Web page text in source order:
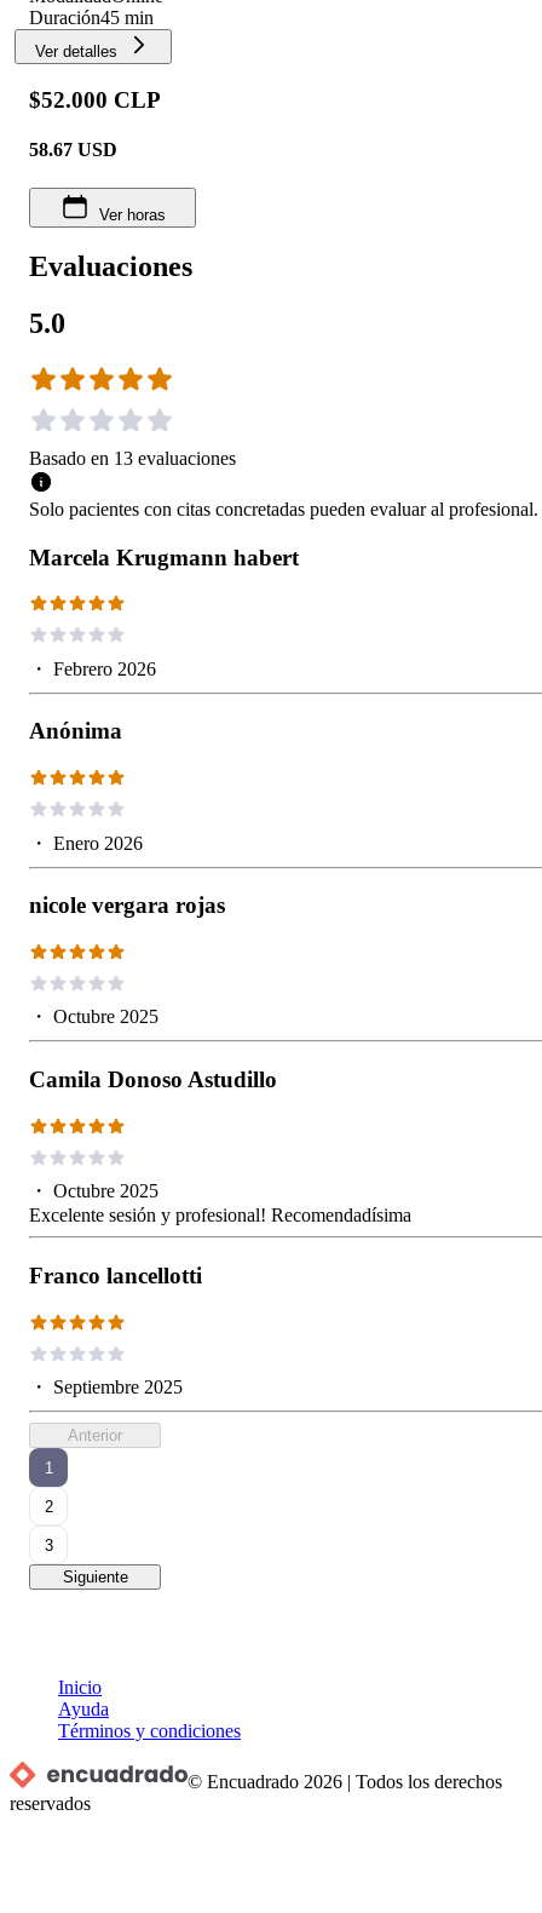
Duración45 min
Ver detalles
$52.000 CLP
58.67 USD
Ver horas
Evaluaciones
5.0
Basado en 13 evaluaciones
Solo pacientes con citas concretadas pueden evaluar al profesional.
Marcela Krugmann habert
・ Febrero 2026
Anónima
・ Enero 2026
nicole vergara rojas
・ Octubre 2025
Camila Donoso Astudillo
・ Octubre 2025
Excelente sesión y profesional! Recomendadísima
Franco lancellotti
・ Septiembre 2025
Anterior
1
2
3
Siguiente
Inicio
Ayuda
Términos y condiciones
© Encuadrado 2026 |Todos los derechos
reservados